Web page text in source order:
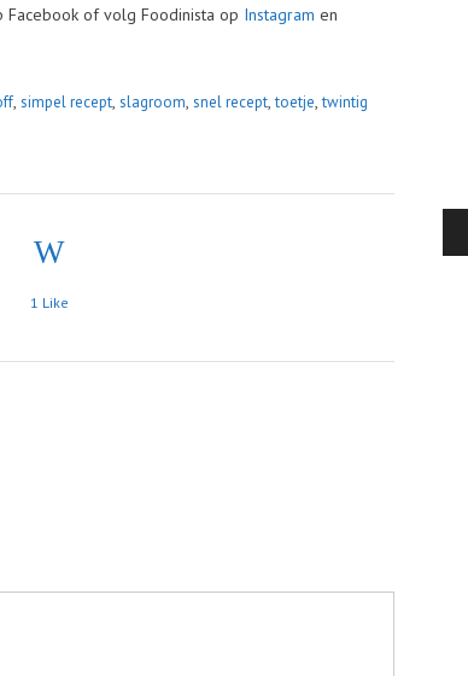
of volg Foodinista op Instagram en
, simpel recept, slagroom, snel recept,toetje,twintig
1 Like